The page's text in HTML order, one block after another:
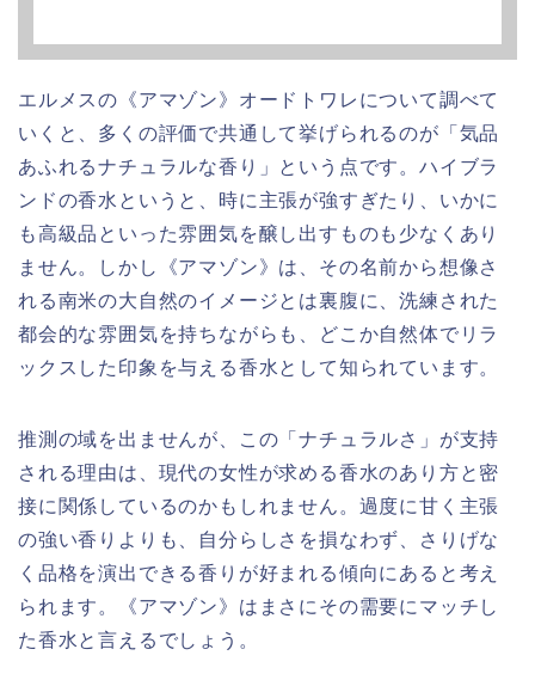
エルメスの《アマゾン》オードトワレについて調べて
いくと、多くの評価で共通して挙げられるのが「気品
あふれるナチュラルな香り」という点です。ハイブラ
ンドの香水というと、時に主張が強すぎたり、いかに
も高級品といった雰囲気を醸し出すものも少なくあり
ません。しかし《アマゾン》は、その名前から想像さ
れる南米の大自然のイメージとは裏腹に、洗練された
都会的な雰囲気を持ちながらも、どこか自然体でリラ
ックスした印象を与える香水として知られています。
推測の域を出ませんが、この「ナチュラルさ」が支持
される理由は、現代の女性が求める香水のあり方と密
接に関係しているのかもしれません。過度に甘く主張
の強い香りよりも、自分らしさを損なわず、さりげな
く品格を演出できる香りが好まれる傾向にあると考え
られます。《アマゾン》はまさにその需要にマッチし
た香水と言えるでしょう。